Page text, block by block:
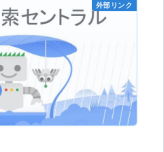
外部リンク